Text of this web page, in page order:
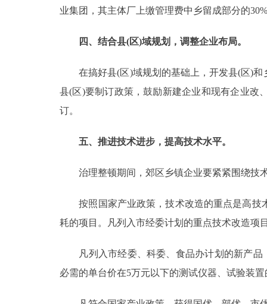
业集团，其主体厂上缴管理费中乡留成部分的
四、结合县(区)域规划，调整企业布局。
在搞好县(区)域规划的基础上，开发县(区)和
县(区)要制订政策，鼓励新建企业和现有企业改
订。
五、推进技术进步，提高技术水平。
治理整顿期间，郊区乡镇企业要紧紧围绕技
按照国家产业政策，技术改造的重点是高技
耗的项目。凡列入市经委计划的重点技术改造项
凡列入市经委、科委、食品办计划的新产品
必需的单台价在5万元以下的测试仪器、试验装